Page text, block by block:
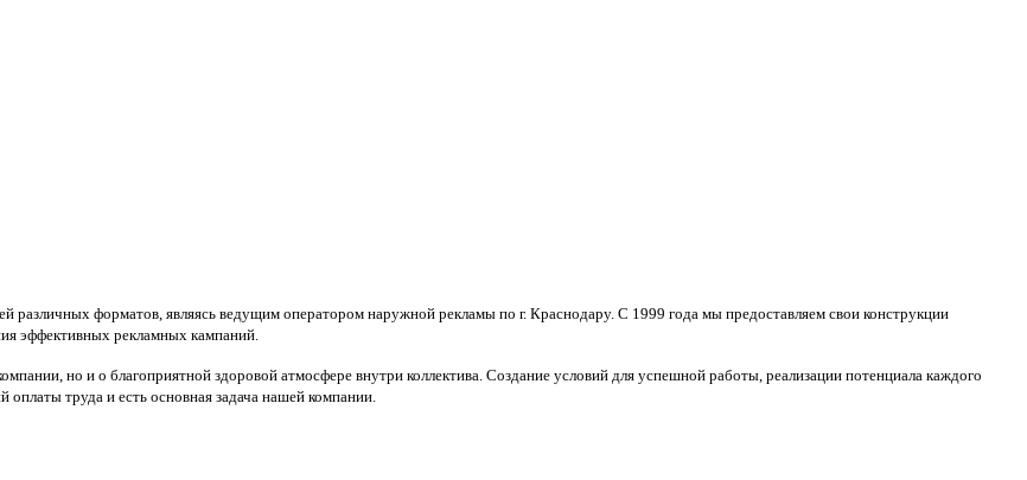
различных форматов, являясь ведущим оператором наружной рекламы по г. Краснодару. С 1999 года мы предоставляем свои конструкции
эффективных рекламных кампаний.
но и о благоприятной здоровой атмосфере внутри коллектива. Создание условий для успешной работы, реализации потенциала каждого
труда и есть основная задача нашей компании.